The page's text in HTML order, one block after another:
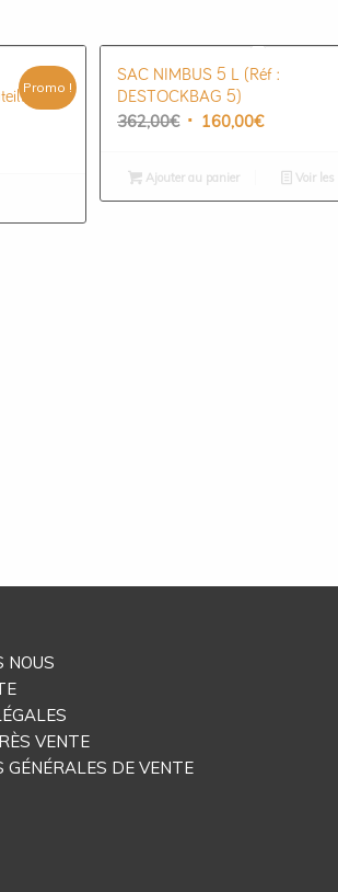
Promo !
SAC NIMBUS 5 L (Réf :
DESTOCKBAG 5)
362,00€ Le
initial
était :
160,00€Le
actuel
est :
Ajouter au panier Voir
NOUS
VENTE
GÉNÉRALES DE VENTE